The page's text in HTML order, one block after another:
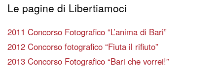
Le pagine di Libertiamoci
2011 Concorso Fotografico “L’anima di Bari”
2012 Concorso fotografico “Fiuta il rifiuto”
2013 Concorso Fotografico “Bari che vorrei!”